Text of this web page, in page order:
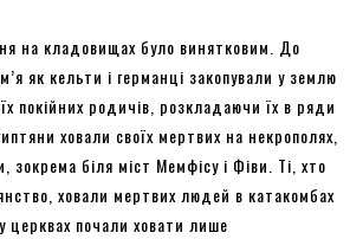
на кладовищах було винятковим. До
як кельти і германці закопували у землю
покійних родичів, розкладаючи їх в ряди
ховали своїх мертвих на некрополях,
зокрема біля міст Мемфісу і Фіви. Ті, хто
ховали мертвих людей в катакомбах
церквах почали ховати лише